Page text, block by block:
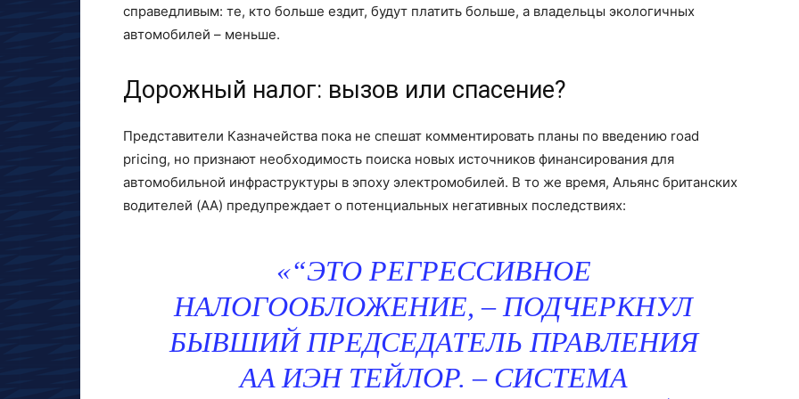
справедливым: те, кто больше ездит, будут платить больше, а владельцы экологичных
автомобилей – меньше.
Дорожный налог: вызов или спасение?
Представители Казначейства пока не спешат комментировать планы по введению road
pricing, но признают необходимость поиска новых источников финансирования для
автомобильной инфраструктуры в эпоху электромобилей. В то же время, Альянс британских
водителей (AA) предупреждает о потенциальных негативных последствиях:
“ЭТО РЕГРЕССИВНОЕ
НАЛОГООБЛОЖЕНИЕ, – ПОДЧЕРКНУЛ
БЫВШИЙ ПРЕДСЕДАТЕЛЬ ПРАВЛЕНИЯ
AA ИЭН ТЕЙЛОР. – СИСТЕМА